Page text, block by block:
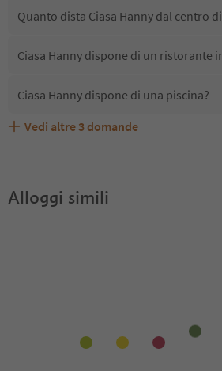
Quanto dista Ciasa Hanny dal centro
Ciasa Hanny dispone di un ristorante
Ciasa Hanny dispone di una piscina?
Ciasa Hanny accetta animali domestici?
Quali servizi/attività sono disponibili
Gli ospiti di Ciasa Hanny ricevono l'Alto
Vedi altre 3 domande
Alloggi simili